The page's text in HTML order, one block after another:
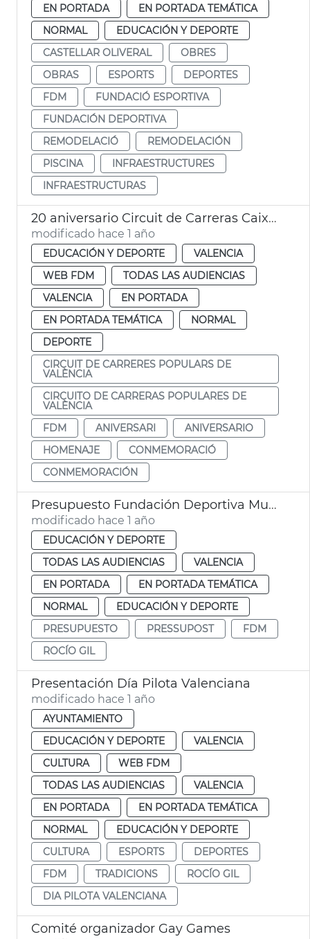
EN PORTADA
EN PORTADA TEMÁTICA
NORMAL
EDUCACIÓN Y DEPORTE
CASTELLAR OLIVERAL
OBRES
OBRAS
ESPORTS
DEPORTES
FDM
FUNDACIÓ ESPORTIVA
FUNDACIÓN DEPORTIVA
REMODELACIÓ
REMODELACIÓN
PISCINA
INFRAESTRUCTURES
INFRAESTRUCTURAS
20 aniversario Circuit de Carreras Caixa Popular de València
modificado hace 1 año
EDUCACIÓN Y DEPORTE
VALENCIA
WEB FDM
TODAS LAS AUDIENCIAS
VALENCIA
EN PORTADA
EN PORTADA TEMÁTICA
NORMAL
DEPORTE
CIRCUIT DE CARRERES POPULARS DE
VALÈNCIA
CIRCUITO DE CARRERAS POPULARES DE
VALÈNCIA
FDM
ANIVERSARI
ANIVERSARIO
HOMENAJE
CONMEMORACIÓ
CONMEMORACIÓN
Presupuesto Fundación Deportiva Municipal València
modificado hace 1 año
EDUCACIÓN Y DEPORTE
TODAS LAS AUDIENCIAS
VALENCIA
EN PORTADA
EN PORTADA TEMÁTICA
NORMAL
EDUCACIÓN Y DEPORTE
PRESUPUESTO
PRESSUPOST
FDM
ROCÍO GIL
Presentación Día Pilota Valenciana
modificado hace 1 año
AYUNTAMIENTO
EDUCACIÓN Y DEPORTE
VALENCIA
CULTURA
WEB FDM
TODAS LAS AUDIENCIAS
VALENCIA
EN PORTADA
EN PORTADA TEMÁTICA
NORMAL
EDUCACIÓN Y DEPORTE
CULTURA
ESPORTS
DEPORTES
FDM
TRADICIONS
ROCÍO GIL
DIA PILOTA VALENCIANA
Comité organizador Gay Games